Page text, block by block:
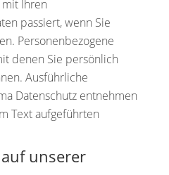
Ihren
passiert, wenn Sie
Personenbezogene
denen Sie persönlich
Ausführliche
Datenschutz entnehmen
Text aufgeführten
unserer